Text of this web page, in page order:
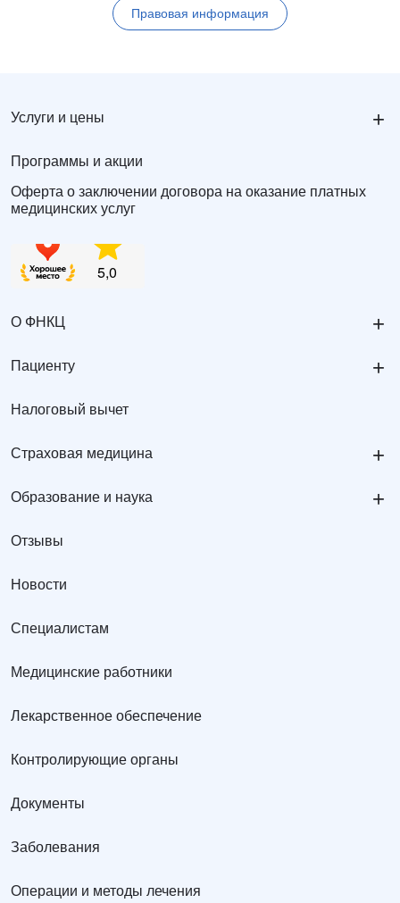
Правовая информация
Услуги и цены +
Программы и акции
Оферта о заключении договора на оказание платных
медицинских услуг
О ФНКЦ +
Пациенту +
Налоговый вычет
Страховая медицина +
Образование и наука +
Отзывы
Новости
Специалистам
Медицинские работники
Лекарственное обеспечение
Контролирующие органы
Документы
Заболевания
Операции и методы лечения